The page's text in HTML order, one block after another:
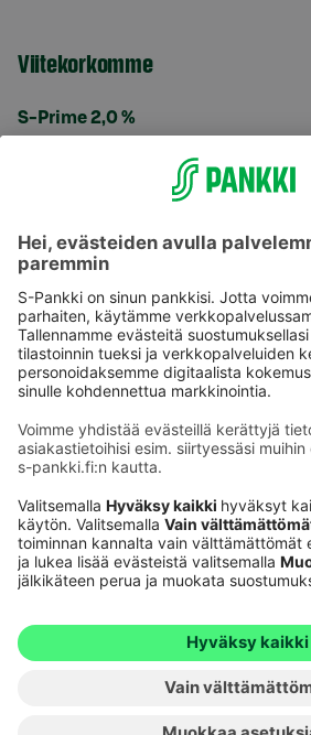
Viitekorkomme
S-Prime 2,0 %
Käyttöehdot
Saavutettavuusseloste
Evästeet
Verkkopalvelujen käytön edellytykset